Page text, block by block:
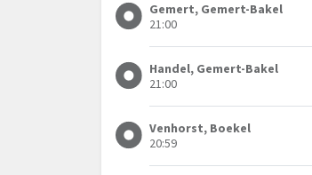
Gemert, Gemert-Bakel
21:00
Handel, Gemert-Bakel
21:00
Venhorst, Boekel
20:59